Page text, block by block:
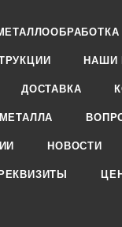
НАШИ
ДОСТАВКА
НОВОСТИ
РЕКВИЗИТЫ